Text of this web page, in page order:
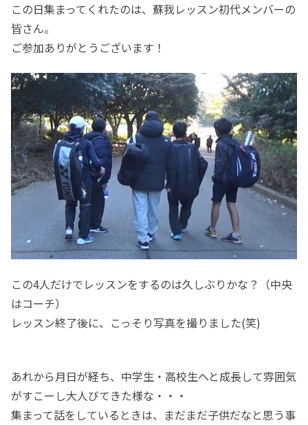
この日集まってくれたのは、蘇我レッスン初代メンバーの
皆さん。
ご参加ありがとうございます！
この4人だけでレッスンをするのは久しぶりかな？（中央
はコーチ）
レッスン終了後に、こっそり写真を撮りました(笑)
あれから月日が経ち、中学生・高校生へと成長して雰囲気
がすこーし大人びてきた様な・・・
集まって話をしているときは、まだまだ子供だなと思う事